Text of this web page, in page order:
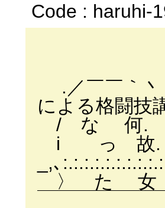
Code : haruhi-
.／￣￣
による格闘技
/ な 何.
i っ 故.
_,､
〉 た 女